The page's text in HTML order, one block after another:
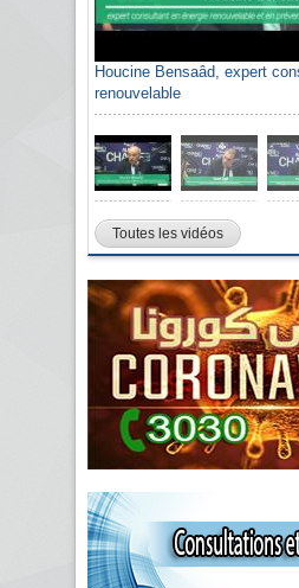
Houcine Bensaâd, expert
renouvelable
Toutes les vidéos